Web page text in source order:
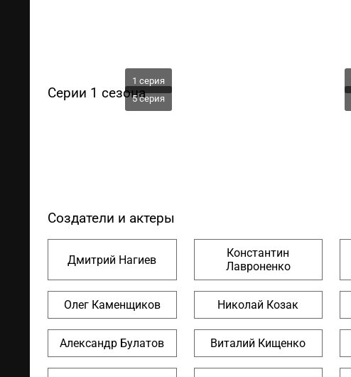
Серии 1 сезона
1 серия
5 серия
Создатели и актеры
Дмитрий Нагиев
Константин
Лавроненко
Олег Каменщиков Николай Козак
Александр Булатов Виталий Кищенко